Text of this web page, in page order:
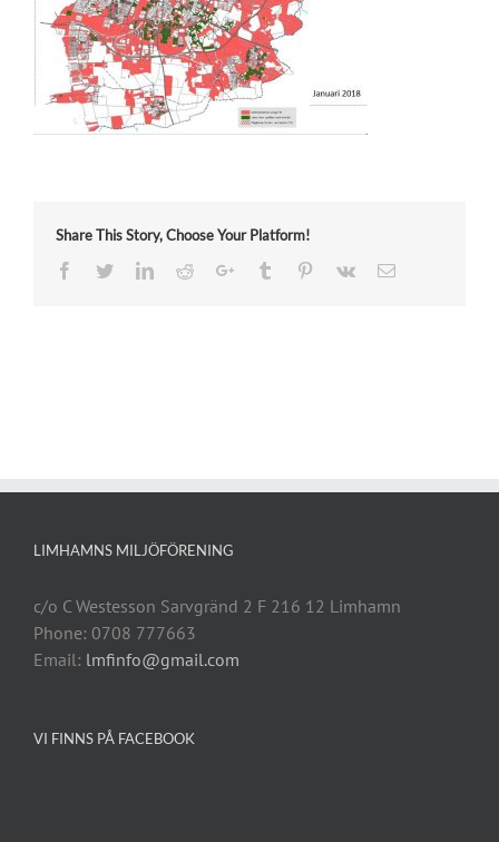
Share This Story, Choose Your Platform!
Facebook
TwitterLinkedIn
RedditGoogle+Tumblr Pinterest
Vk Email
LIMHAMNS MILJÖFÖRENING
c/o C Westesson Sarvgränd 2 F 216 12 Limhamn
Phone: 0708 777663
Email: lmfinfo@gmail.com
VI FINNS PÅ FACEBOOK